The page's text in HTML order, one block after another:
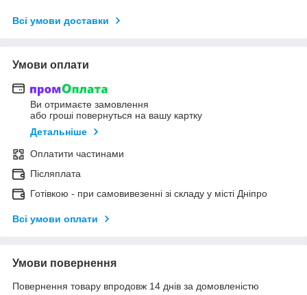
Всі умови доставки
Умови оплати
Ви отримаєте замовлення
або гроші повернуться на вашу картку
Детальніше
Оплатити частинами
Післяплата
Готівкою - при самовивезенні зі складу у місті Дніпро
Всі умови оплати
Умови повернення
Повернення товару впродовж 14 днів за домовленістю